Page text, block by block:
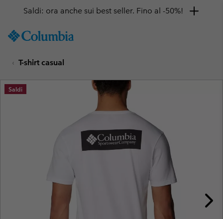
TO
SKIP
MAIN
NAV
Saldi: ora anche sui best seller. Fino al -50%!
T-shirt casual
Saldi